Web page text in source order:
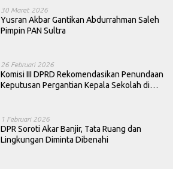
30 Maret 2026
Yusran Akbar Gantikan Abdurrahman Saleh
Pimpin PAN Sultra
26 Februari 2026
Komisi III DPRD Rekomendasikan Penundaan
Keputusan Pergantian Kepala Sekolah di
1 Februari 2026
DPR Soroti Akar Banjir, Tata Ruang dan
Lingkungan Diminta Dibenahi